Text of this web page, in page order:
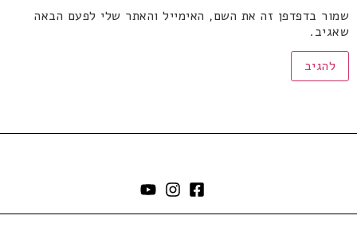
שמור בדפדפן זה את השם, האימייל והאתר שלי לפעם הבאה
שאגיב.